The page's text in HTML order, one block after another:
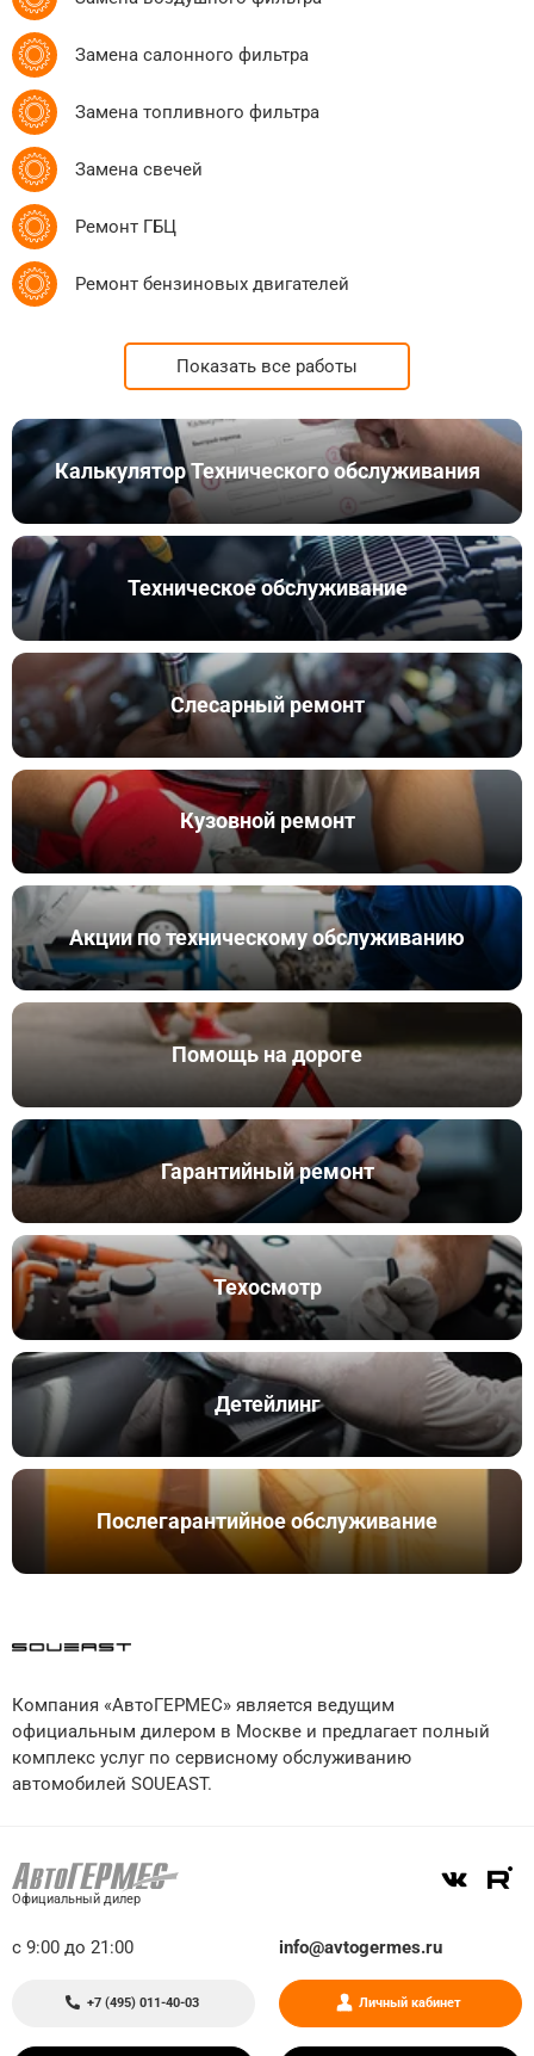
Замена салонного фильтра
Замена топливного фильтра
Замена свечей
Ремонт ГБЦ
Ремонт бензиновых двигателей
Показать все работы
Калькулятор Технического обслуживания
Техническое обслуживание
Слесарный ремонт
Кузовной ремонт
Акции по техническому обслуживанию
Помощь на дороге
Гарантийный ремонт
Техосмотр
Детейлинг
Послегарантийное обслуживание
Компания «АвтоГЕРМЕС» является ведущим
официальным дилером в Москве и предлагает полный
комплекс услуг по сервисному обслуживанию
автомобилей SOUEAST.
Официальный дилер
с 9:00 до 21:00 info@avtogermes.ru
+7 (495) 011-40-03 Личный кабинет